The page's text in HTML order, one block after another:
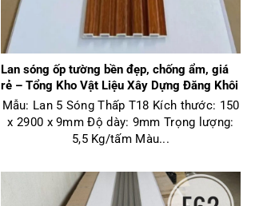
Lan sóng ốp tường bền đẹp, chống ẩm, giá
rẻ – Tổng Kho Vật Liệu Xây Dựng Đăng Khôi
Mẫu: Lan 5 Sóng Thấp T18 Kích thước: 150
x 2900 x 9mm Độ dày: 9mm Trọng lượng:
5,5 Kg/tấm Màu...